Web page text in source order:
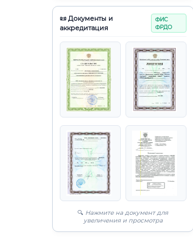
📜 Документы и
аккредитация
ФИС
ФРДО
🔍 Нажмите на документ для
увеличения и просмотра